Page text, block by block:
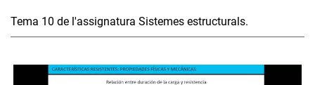
Tema 10 de l'assignatura Sistemes estructurals.